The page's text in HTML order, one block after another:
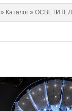
» Каталог »